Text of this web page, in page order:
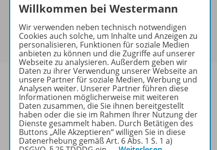
keine Sonderkonditionen gewährt werden.
Sie haben ein passendes
Spar-Paket
Um den für Sie gültigen Preis zu sehen,melden Sie
sich bitte an.
Informationen
Weitere Inhalte der Ausgabe
Willkommen bei Westermann
Wir verwenden neben technisch notwendigen
Cookies auch solche, um Inhalte und Anzeigen zu
personalisieren, Funktionen für soziale Medien
anbieten zu können und die Zugriffe auf unserer
Webseite zu analysieren. Außerdem geben wir
Daten zu ihrer Verwendung unserer Webseite an
unsere Partner für soziale Medien, Werbung und
Analysen weiter. Unserer Partner führen diese
Informationen möglicherweise mit weiteren
Daten zusammen, die Sie ihnen bereitgestellt
haben oder die sie im Rahmen Ihrer Nutzung der
Dienste gesammelt haben. Durch Betätigen des
Buttons „Alle Akzeptieren“ willigen Sie in diese
Datenerhebung gemäß Art. 6 Abs. 1 S. 1 a)